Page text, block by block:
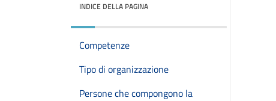
INDICE DELLA PAGINA
Competenze
Tipo di organizzazione
Persone che compongono la